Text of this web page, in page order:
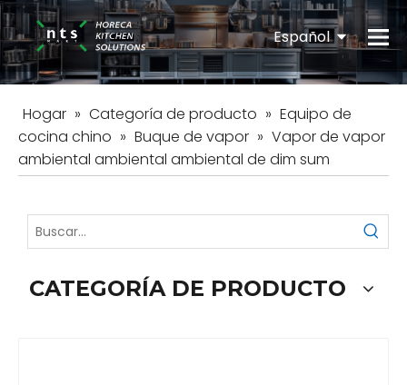
Español
English
Hogar » Categoría de producto » Equipo de
cocina chino » Buque de vapor » Vapor de vapor
ambiental ambiental ambiental de dim sum
CATEGORÍA DE PRODUCTO